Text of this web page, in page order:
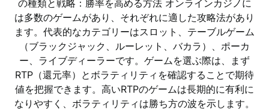
の種類と戦略：勝率を高める方法 オンラインカジノに
は多数のゲームがあり、それぞれに適した攻略法があり
ます。代表的なカテゴリーはスロット、テーブルゲーム
（ブラックジャック、ルーレット、バカラ）、ポーカ
ー、ライブディーラーです。ゲームを選ぶ際は、まず
RTP（還元率）とボラティリティを確認することで期待
値を把握できます。高いRTPのゲームは長期的に有利に
なりやすく、ボラティリティは勝ち方の波を示します。